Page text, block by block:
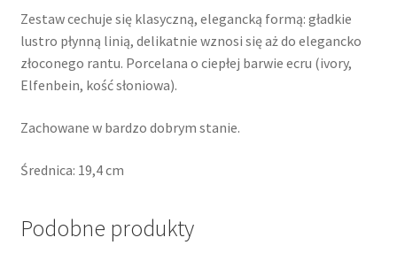
Zestaw cechuje się klasyczną, elegancką formą: gładkie
lustro płynną linią, delikatnie wznosi się aż do elegancko
złoconego rantu. Porcelana o ciepłej barwie ecru (ivory,
Elfenbein, kość słoniowa).
Zachowane w bardzo dobrym stanie.
Średnica: 19,4 cm
Podobne produkty